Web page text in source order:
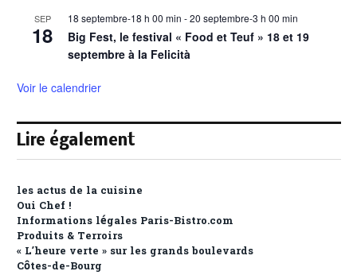
SEP
18
18 septembre-18 h 00 min -20 septembre-3 h 00 min
Big Fest, le festival « Food et Teuf » 18 et 19
septembre à la Felicità
Voir le calendrier
Lire également
les actus de la cuisine
Oui Chef !
Informations légales Paris-Bistro.com
Produits & Terroirs
« L’heure verte » sur les grands boulevards
Côtes-de-Bourg